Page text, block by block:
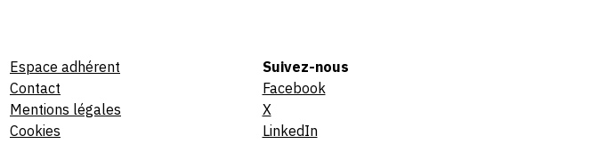
Espace adhérent
Contact
Mentions légales
Cookies
Suivez-nous
Facebook
X
LinkedIn